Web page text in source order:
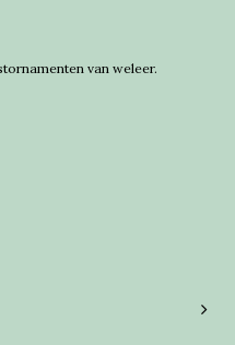
van weleer.